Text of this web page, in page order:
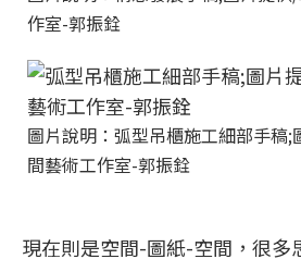
作室-郭振銓
圖片說明：弧型吊櫃施工細部手稿
間藝術工作室-郭振銓
現在則是空間-圖紙-空間，很多